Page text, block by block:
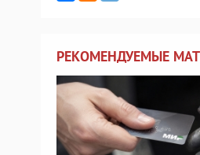
РЕКОМЕНДУЕМЫЕ